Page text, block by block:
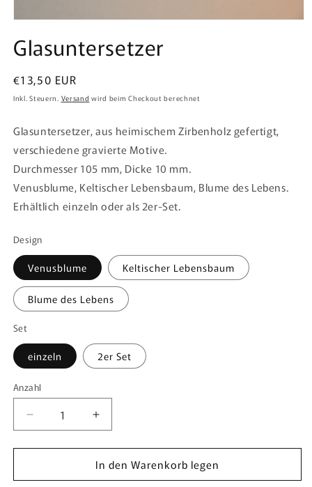
in
Modal
Glasuntersetzer
Normaler
Preis
€13,50 EUR
Inkl. Steuern. Versand wird beim Checkout berechnet
Glasuntersetzer, aus heimischem Zirbenholz gefertigt,
verschiedene gravierte Motive.
Durchmesser 105 mm, Dicke 10 mm.
Venusblume, Keltischer Lebensbaum, Blume des Lebens.
Erhältlich einzeln oder als 2er-Set.
Design
Venusblume Keltischer Lebensbaum
Blume des Lebens
Set
einzeln 2er Set
Anzahl
Anzahl
Verringere
die
Menge
Glasuntersetzer
Erhöhe
die
Menge
für
Glasuntersetzer
In den Warenkorb legen